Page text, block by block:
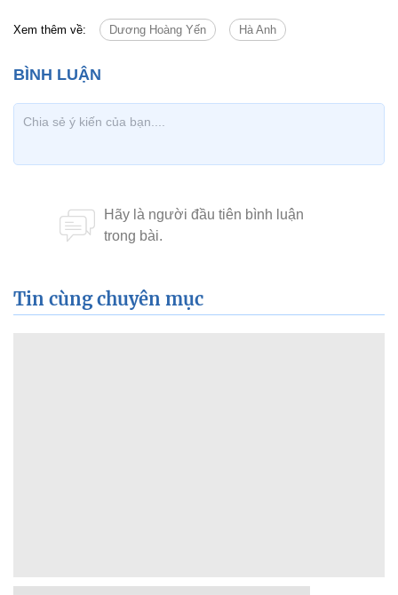
Xem thêm về: Dương Hoàng Yến Hà Anh
Tin cùng chuyên mục